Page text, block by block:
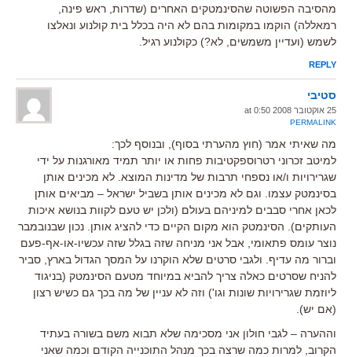
מהסיבה הפשוטה שהסינמטקים האחרים (שדרות, ראש פינה,
רמאללה) הוקמו במקומות בהם לא היה בכלל בית קולנוע ונאלצו
לשמש (ועדיין משמשים, לא?) כקולנוע רגיל.
REPLY
סטיבי
25 אוקטובר 2008 at 0:50
PERMALINK
מה שאיתי אמר (חוץ מהערתי בסוף), ובנוסף לכך:
למיטב זכרוני רטרוספקטיבות פחות או יותר תמיד מאורגנות על ידי
שגרירויות ו/או נספחי תרבות של מדינות המוצא. לא מכינים אותן
בסינמטק עצמו. וגם לא מכינים אותן בשביל ישראל – מביאים אותן
לכאן אחרי סבבים למיניהם בעולם (ולכן יש טעם לקוות בנושא איכות
העותקים). הסינמטק הוא מקום הקיים כדי להציג אותן. נכון שבנובמבר
נוצר עומס פתאומי, אבל אני מניחה שזה בגלל שזה עכשיו-או-אף-פעם
וברור מה עדיף. ולגבי סרטים שלא הוקרנו על המסך הגדול בארץ, סביר
להניח שסרטים כאלה צריך להביא במיוחד מטעם הסינמטק (בניגוד
ליוזמת שגרירויות שונות וגו') וזה לא עניין של מה בכך גם כשיש רצון
(אם יש).
וההערה – לגבי חולון אני מסכימה שלא תבוא משם בשורה בעתיד
הקרוב, למרות כמה שרצה בכך מנהל התוכנייה הקודם וכמה שאני